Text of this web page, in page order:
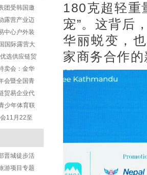
团受韩国邀
Tourism
露营产业迈
中心户外装
的露营装备
国际露营大
球招商开启
万亿市场
选供应链贸
生活馆”定向
卖会：金华
备箱露营装
会暨全国青
办青少年营
贸易企业代
中国进口博
少年体育联
育交流大会
11月22至
海）举办
晋城徒步活
游项目专题
180克超轻重
宠”。这背后
华丽蜕变，
家商务合作